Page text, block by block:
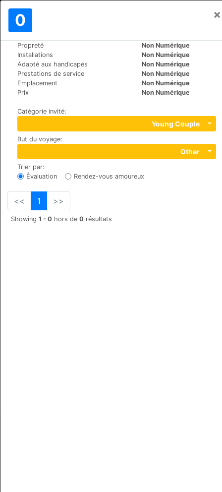
0 ×
Propreté
Non Numérique
Installations
Non Numérique
Adapté aux handicapés
Non Numérique
Prestations de service
Non Numérique
Emplacement
Non Numérique
Prix
Non Numérique
Catégorie invité:
Young Couple
But du voyage:
Other
Trier par:
Évaluation
Rendez-vous amoureux
<< 1 >>
Showing 1 - 0 hors de 0 résultats
Le Monde>
Villa Paloma
Str. General Rodimtsev 4, 030041